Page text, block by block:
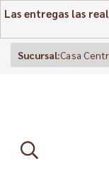
Las entregas las
Sucursal:Casa